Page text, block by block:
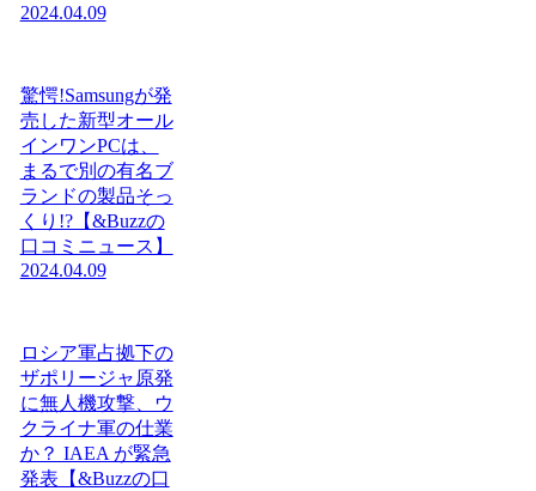
2024.04.09
驚愕!Samsungが発
売した新型オール
インワンPCは、
まるで別の有名ブ
ランドの製品そっ
くり!?【&Buzzの
口コミニュース】
2024.04.09
ロシア軍占拠下の
ザポリージャ原発
に無人機攻撃、ウ
クライナ軍の仕業
か？ IAEA が緊急
発表【&Buzzの口